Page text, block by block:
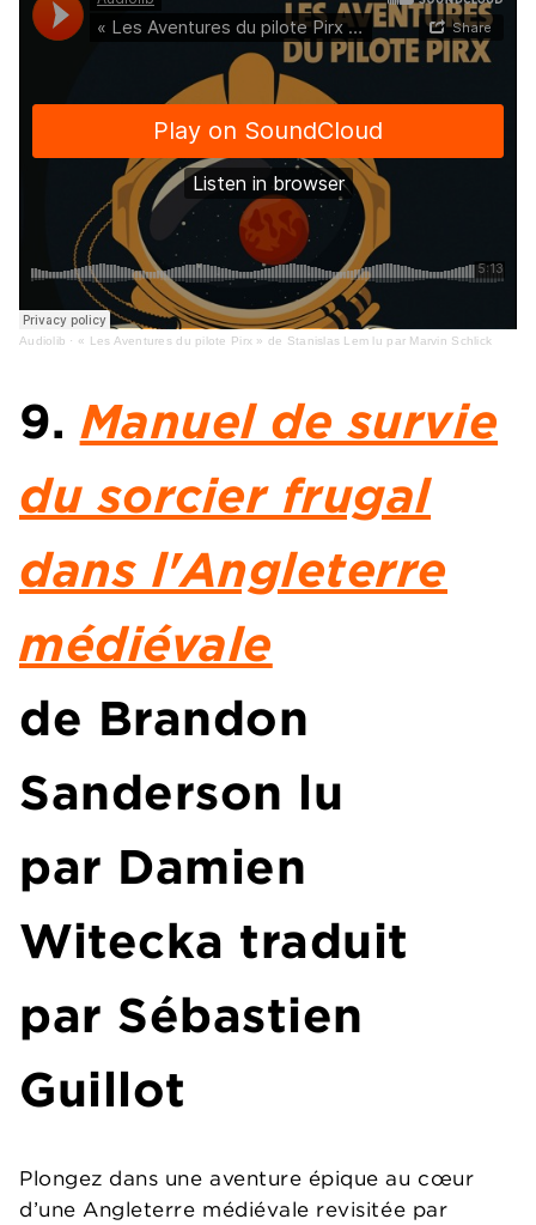
Audiolib · « Les Aventures du pilote Pirx » de Stanislas Lem lu par Marvin Schlick
9. Manuel de survie
du sorcier frugal
dans l'Angleterre
médiévale
de Brandon
Sanderson lu
par Damien
Witecka traduit
par Sébastien
Guillot
Plongez dans une aventure épique au cœur
d’une Angleterre médiévale revisitée par